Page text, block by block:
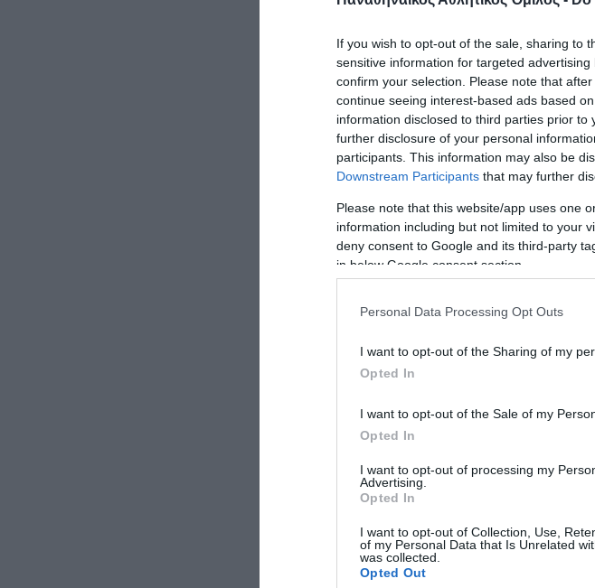
If you wish to opt-out of the sale, sharing to
sensitive information for targeted
confirm your selection. Please note that
continue seeing interest-based ads based
information disclosed to third parties prior
further disclosure of your personal
participants. This information may also be
Downstream Participants that may further
Please note that this website/app uses one
information including but not limited to your
deny consent to Google and its third-party
in below Google consent section.
Personal Data Processing Opt Outs
I want to opt-out of the Sharing of my
Opted In
I want to opt-out of the Sale of my
Opted In
I want to opt-out of processing my
Advertising.
Opted In
I want to opt-out of Collection, Use,
of my Personal Data that Is Unrelated
was collected.
Opted Out